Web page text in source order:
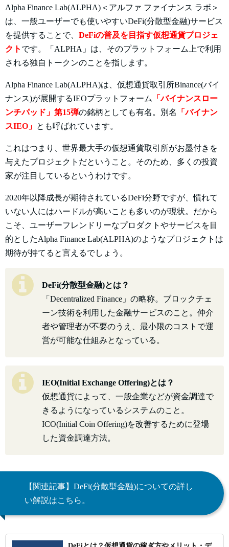
Alpha Finance Lab(ALPHA)＜アルファ ファイナンス ラボ＞
は、一般ユーザーでも使いやすいDeFi(分散型金融)サービス
を提供することで、 DeFiの普及を目指す仮想通貨プロジェ
クト です。「ALPHA」は、そのプラットフォーム上で利用
される独自トークンのことを指します。
Alpha Finance Lab(ALPHA)は、仮想通貨取引所Binance(バイ
ナンス)が展開するIEOプラットフォーム
「バイナンスロー
ンチパッド」第15弾の銘柄としても有名。別名
「バイナン
スIEO」 とも呼ばれています。
これはつまり、世界最大手の仮想通貨取引所がお墨付きを
与えたプロジェクトだということ。そのため、多くの投資
家が注目しているというわけです。
2020年以降成長が期待されているDeFi分野ですが、慣れて
いない人にはハードルが高いことも多いのが現状。だから
こそ、ユーザーフレンドリーなプロダクトやサービスを目
的としたAlpha Finance Lab(ALPHA)のようなプロジェクトは
期待が持てると言えるでしょう。
DeFi(分散型金融)とは？
「Decentralized Finance」の略称。ブロックチェ
ーン技術を利用した金融サービスのこと。仲介
者や管理者が不要のうえ、最小限のコストで運
営が可能な仕組みとなっている。
IEO(Initial Exchange Offering)とは？
仮想通貨によって、一般企業などが資金調達で
きるようになっているシステムのこと。
ICO(Initial Coin Offering)を改善するために登場
した資金調達方法。
【関連記事】DeFi(分散型金融)についての詳し
い解説はこちら。